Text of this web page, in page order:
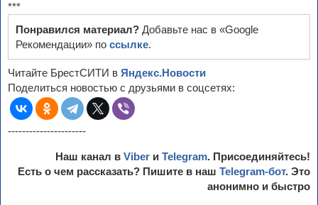
***
Понравился материал? Добавьте нас в «Google
Рекомендации» по ссылке.
Читайте БрестСИТИ в Яндекс.Новости
Поделиться новостью с друзьями в соцсетях:
----------------------
Наш канал в Viber и Telegram. Присоединяйтесь!
Есть о чем рассказать? Пишите в наш Telegram-бот. Это
анонимно и быстро